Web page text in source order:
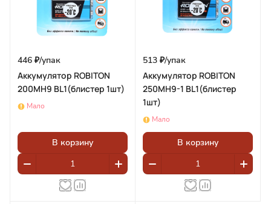
446 ₽/упак
Аккумулятор ROBITON
200MH9 BL1(блистер 1шт)
Мало
В корзину
513 ₽/упак
Аккумулятор ROBITON
250MH9-1 BL1(блистер
1шт)
Мало
В корзину